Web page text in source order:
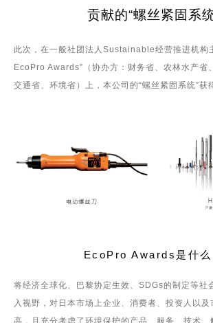
贡献的“螺丝紧固系
此次，在一般社团法人Sustainable经营推进机构
EcoPro Awards”（协办方：财务省、农林水产省
交通省、环境省）上，本公司的“螺丝紧固系统”获
EcoPro Awards是什么
将经济全球化、巴黎协定生效、SDGs的制定等社
入视野，对日本市场上企业、消费者、投资人以
高，且充分考虑了环境保护的产品、服务、技术